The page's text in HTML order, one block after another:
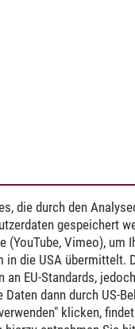
die durch den
gespeichert
(YouTube, Vimeo), um
in die USA übermittelt.
an EU-Standards,
dann durch US-
klicken,